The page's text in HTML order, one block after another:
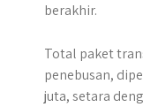
berakhir.
Total paket
penebusan,
juta, setara